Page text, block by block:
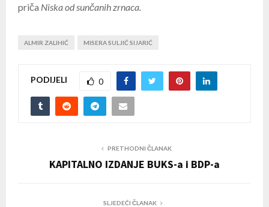
priča Niskaod sunčanih zrnaca.
ALMIR ZALIHIĆ MISERA SULJIĆ SIJARIĆ
PODIJELI 0
PRETHODNI ČLANAK
KAPITALNO IZDANJE BUKS-a i BDP-a
SLJEDEĆI ČLANAK